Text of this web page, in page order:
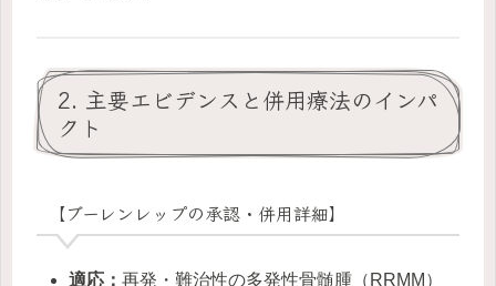
2. 主要エビデンスと併用療法のインパ
クト
【ブーレンレップの承認・併用詳細】
適応：再発・難治性の多発性骨髄腫（RRMM）